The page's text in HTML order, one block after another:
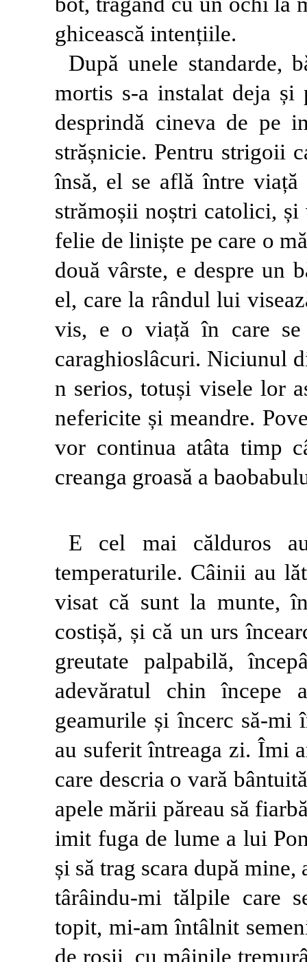
ghicească intențiile.
După unele standarde,
mortis s-a instalat deja
desprindă cineva de pe
strășnicie. Pentru strigoii
însă, el se află între
strămoșii noștri catolici,
felie de liniște pe care o
două vârste, e despre un
el, care la rândul lui
vis, e o viață în care se
caraghioslâcuri. Niciunul
n serios, totuși visele lor
nefericite și meandre.
vor continua atâta timp
creanga groasă a
E cel mai călduros
temperaturile. Câinii au
visat că sunt la munte,
costișă, și că un urs
greutate palpabilă,
adevăratul chin începe
geamurile și încerc să-mi
au suferit întreaga zi. Îmi
care descria o vară
apele mării păreau să
imit fuga de lume a lui
și să trag scara după
târâindu-mi tălpile care
topit, mi-am întâlnit
de roșii, cu mâinile